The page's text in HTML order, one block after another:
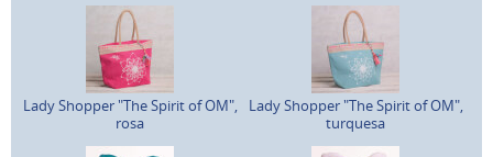
Lady Shopper "The Spirit of OM",
rosa
Lady Shopper "The Spirit of OM",
turquesa